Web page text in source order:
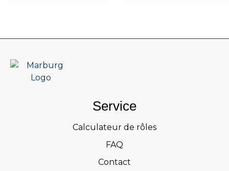
Service
Calculateur de rôles
FAQ
Contact